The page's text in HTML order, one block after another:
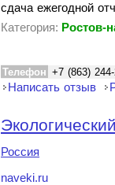
сдача ежегодной
Категория: Ростов-
Телефон +7 (863)
Написать отзыв
Россия
naveki.ru